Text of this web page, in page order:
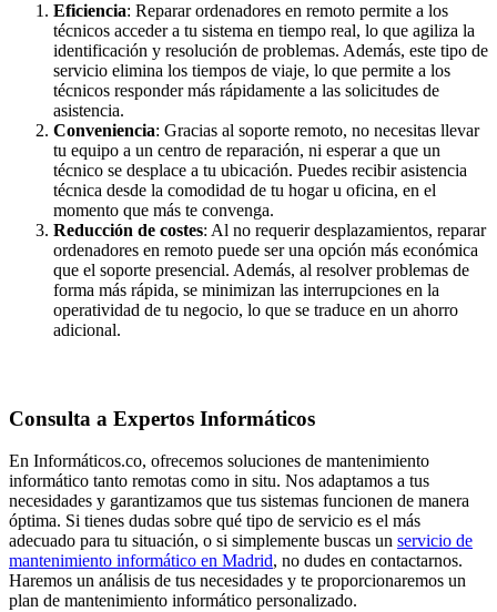
Eficiencia: Reparar ordenadores en remoto permite a los
técnicos acceder a tu sistema en tiempo real, lo que agiliza la
identificación y resolución de problemas. Además, este tipo de
servicio elimina los tiempos de viaje, lo que permite a los
técnicos responder más rápidamente a las solicitudes de
asistencia.
Conveniencia: Gracias al soporte remoto, no necesitas llevar
tu equipo a un centro de reparación, ni esperar a que un
técnico se desplace a tu ubicación. Puedes recibir asistencia
técnica desde la comodidad de tu hogar u oficina, en el
momento que más te convenga.
Reducción de costes: Al no requerir desplazamientos, reparar
ordenadores en remoto puede ser una opción más económica
que el soporte presencial. Además, al resolver problemas de
forma más rápida, se minimizan las interrupciones en la
operatividad de tu negocio, lo que se traduce en un ahorro
adicional.
Consulta a Expertos Informáticos
En Informáticos.co, ofrecemos soluciones de mantenimiento
informático tanto remotas como in situ. Nos adaptamos a tus
necesidades y garantizamos que tus sistemas funcionen de manera
óptima. Si tienes dudas sobre qué tipo de servicio es el más
adecuado para tu situación, o si simplemente buscas un servicio de
mantenimiento informático en Madrid, no dudes en contactarnos.
Haremos un análisis de tus necesidades y te proporcionaremos un
plan de mantenimiento informático personalizado.